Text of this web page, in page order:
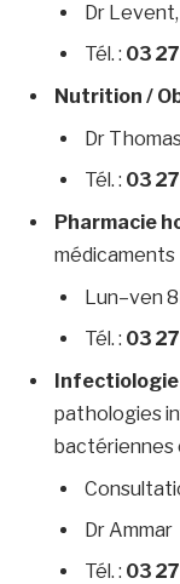
Dr
Tél. : 03
Nutrition /
Dr
Tél. : 03
Pharmacie
médicaments
Lun–ven
Tél. : 03
Infectiologie
pathologies
bactériennes
Dr Ammar
Tél. : 03